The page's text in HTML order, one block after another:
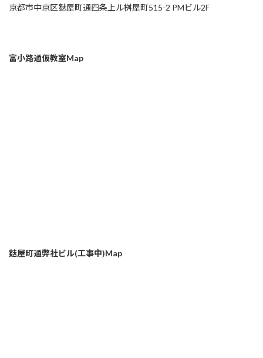
京都市中京区麩屋町通四条上ル桝屋町515-2 PMビル2F
富小路通仮教室Map
麩屋町通弊社ビル(工事中)Map